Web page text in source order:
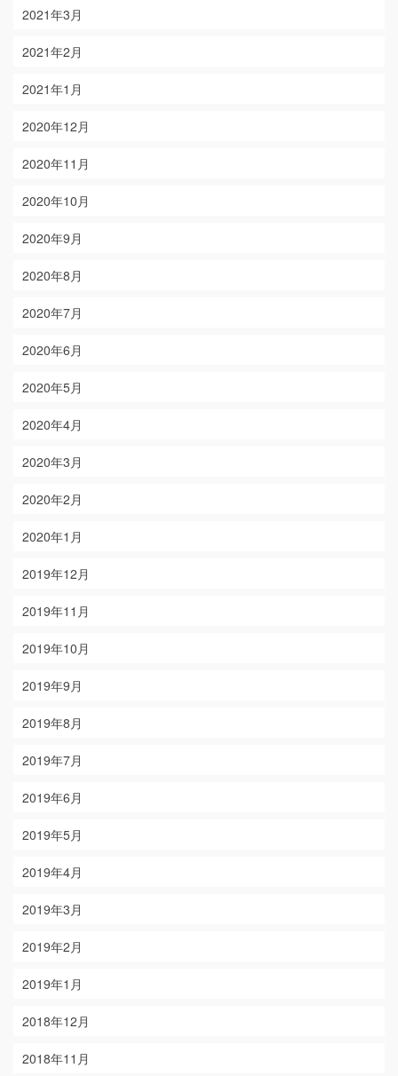
2021年3月
2021年2月
2021年1月
2020年12月
2020年11月
2020年10月
2020年9月
2020年8月
2020年7月
2020年6月
2020年5月
2020年4月
2020年3月
2020年2月
2020年1月
2019年12月
2019年11月
2019年10月
2019年9月
2019年8月
2019年7月
2019年6月
2019年5月
2019年4月
2019年3月
2019年2月
2019年1月
2018年12月
2018年11月